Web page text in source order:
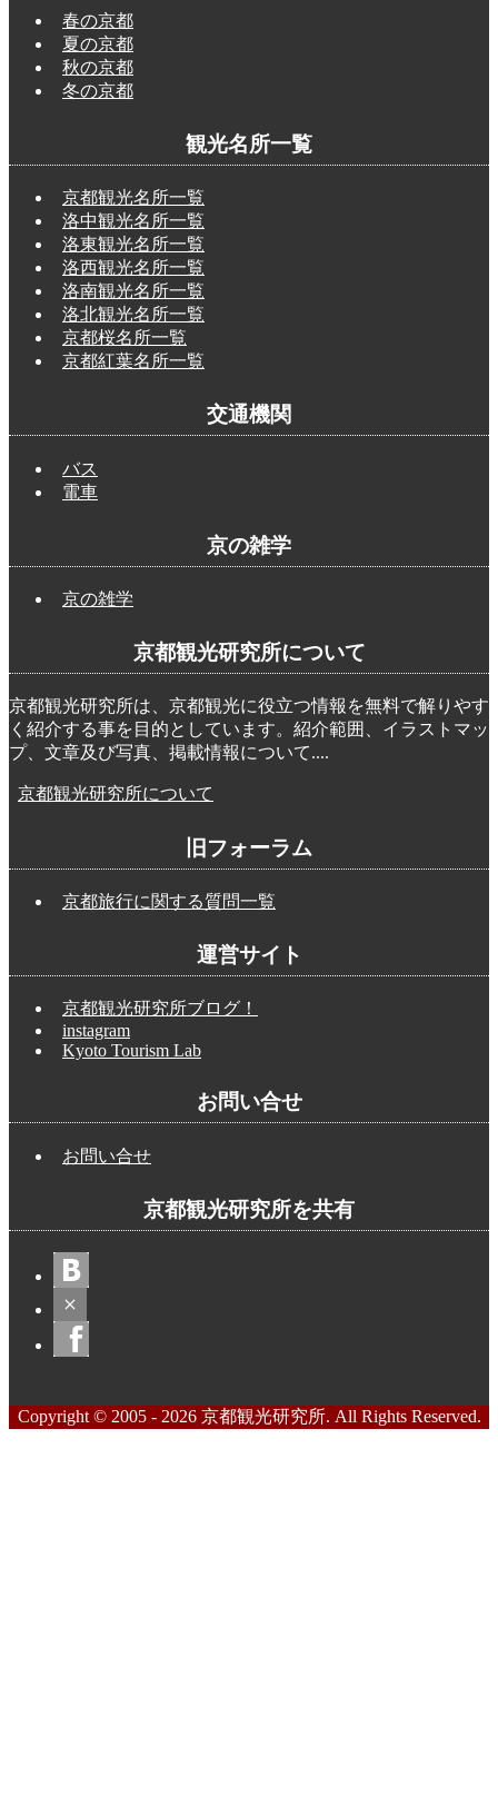
春の京都
夏の京都
秋の京都
冬の京都
観光名所一覧
京都観光名所一覧
洛中観光名所一覧
洛東観光名所一覧
洛西観光名所一覧
洛南観光名所一覧
洛北観光名所一覧
京都桜名所一覧
京都紅葉名所一覧
交通機関
バス
電車
京の雑学
京の雑学
京都観光研究所について
京都観光研究所は、京都観光に役立つ情報を無料で解りやす
く紹介する事を目的としています。紹介範囲、イラストマッ
プ、文章及び写真、掲載情報について....
京都観光研究所について
旧フォーラム
京都旅行に関する質問一覧
運営サイト
京都観光研究所ブログ！
instagram
Kyoto Tourism Lab
お問い合せ
お問い合せ
京都観光研究所を共有
Copyright © 2005 - 2026 京都観光研究所. All Rights Reserved.